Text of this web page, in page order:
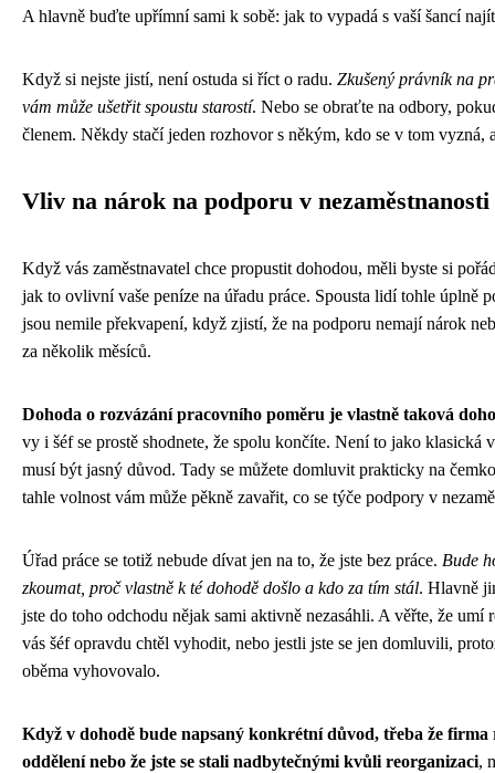
A hlavně buďte upřímní sami k sobě: jak to vypadá s vaší šancí
Když si nejste jistí, není ostuda si říct o radu. Zkušený právník na
vám může ušetřit spoustu starostí. Nebo se obraťte na odbory,
členem. Někdy stačí jeden rozhovor s někým, kdo se v tom vyzná,
Vliv na nárok na podporu v nezaměstnanosti
Když vás zaměstnavatel chce propustit dohodou, měli byste si
jak to ovlivní vaše peníze na úřadu práce. Spousta lidí tohle úplně
jsou nemile překvapení, když zjistí, že na podporu nemají nárok
za několik měsíců.
Dohoda o rozvázání pracovního poměru je vlastně taková
vy i šéf se prostě shodnete, že spolu končíte. Není to jako klasická
musí být jasný důvod. Tady se můžete domluvit prakticky na
tahle volnost vám může pěkně zavařit, co se týče podpory v
Úřad práce se totiž nebude dívat jen na to, že jste bez práce. Bude
zkoumat, proč vlastně k té dohodě došlo a kdo za tím stál. Hlavně
jste do toho odchodu nějak sami aktivně nezasáhli. A věřte, že umí
vás šéf opravdu chtěl vyhodit, nebo jestli jste se jen domluvili,
oběma vyhovovalo.
Když v dohodě bude napsaný konkrétní důvod, třeba že firma
oddělení nebo že jste se stali nadbytečnými kvůli reorganizaci,